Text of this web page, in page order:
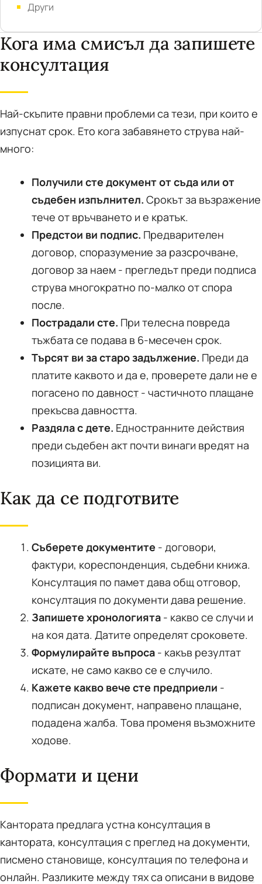
Други
Кога има смисъл да запишете
консултация
Най-скъпите правни проблеми са тези, при които е
изпуснат срок. Ето кога забавянето струва най-
много:
Получили сте документ от съда или от
съдебен изпълнител. Срокът за възражение
тече от връчването и е кратък.
Предстои ви подпис. Предварителен
договор, споразумение за разсрочване,
договор за наем - прегледът преди подписа
струва многократно по-малко от спора
после.
Пострадали сте. При телесна повреда
тъжбата се подава в 6-месечен срок.
Търсят ви за старо задължение. Преди да
платите каквото и да е, проверете дали не е
погасено по давност - частичното плащане
прекъсва давността.
Раздяла с дете. Едностранните действия
преди съдебен акт почти винаги вредят на
позицията ви.
Как да се подготвите
Съберете документите - договори,
фактури, кореспонденция, съдебни книжа.
Консултация по памет дава общ отговор,
консултация по документи дава решение.
Запишете хронологията - какво се случи и
на коя дата. Датите определят сроковете.
Формулирайте въпроса - какъв резултат
искате, не само какво се е случило.
Кажете какво вече сте предприели -
подписан документ, направено плащане,
подадена жалба. Това променя възможните
ходове.
Формати и цени
Кантората предлага устна консултация в
кантората, консултация с преглед на документи,
писмено становище, консултация по телефона и
онлайн. Разликите между тях са описани в видове